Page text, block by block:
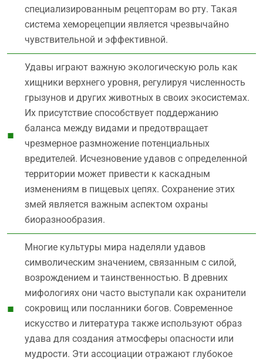
специализированным рецепторам во рту. Такая
система хеморецепции является чрезвычайно
чувствительной и эффективной.
Удавы играют важную экологическую роль как
хищники верхнего уровня, регулируя численность
грызунов и других животных в своих экосистемах.
Их присутствие способствует поддержанию
баланса между видами и предотвращает
чрезмерное размножение потенциальных
вредителей. Исчезновение удавов с определенной
территории может привести к каскадным
изменениям в пищевых цепях. Сохранение этих
змей является важным аспектом охраны
биоразнообразия.
Многие культуры мира наделяли удавов
символическим значением, связанным с силой,
возрождением и таинственностью. В древних
мифологиях они часто выступали как охранители
сокровищ или посланники богов. Современное
искусство и литература также используют образ
удава для создания атмосферы опасности или
мудрости. Эти ассоциации отражают глубокое